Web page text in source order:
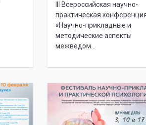
III Всероссийская научно-
практическая
«Научно-прикладные и
методические аспекты
межведом...